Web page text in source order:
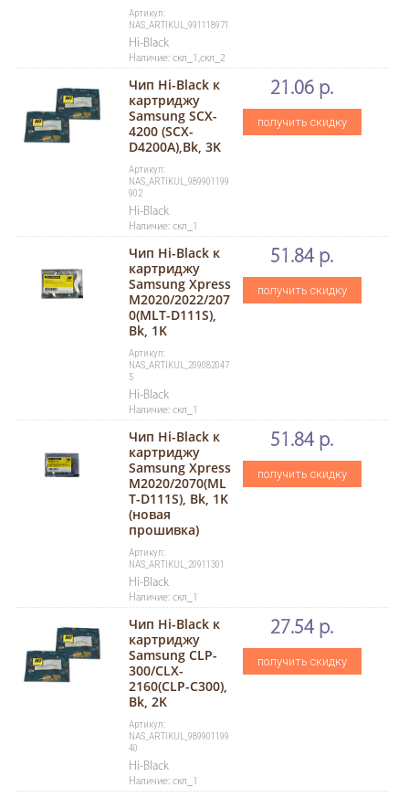
Артикул:
NAS_ARTIKUL_991118971
Hi-Black
Наличие: скл_1,скл_2
Чип Hi-Black к
картриджу
Samsung SCX-
4200 (SCX-
D4200A),Bk, 3K
Артикул:
NAS_ARTIKUL_989901199
902
Hi-Black
Наличие: скл_1
21.06 р.
получить скидку
Чип Hi-Black к
картриджу
Samsung Xpress
M2020/2022/207
0(MLT-D111S),
Bk, 1K
Артикул:
NAS_ARTIKUL_209082047
5
Hi-Black
Наличие: скл_1
51.84 р.
получить скидку
Чип Hi-Black к
картриджу
Samsung Xpress
M2020/2070(ML
T-D111S), Bk, 1K
(новая
прошивка)
Артикул:
NAS_ARTIKUL_20911301
Hi-Black
Наличие: скл_1
51.84 р.
получить скидку
Чип Hi-Black к
картриджу
Samsung CLP-
300/CLX-
2160(CLP-C300),
Bk, 2K
Артикул:
NAS_ARTIKUL_989901199
40
Hi-Black
Наличие: скл_1
27.54 р.
получить скидку